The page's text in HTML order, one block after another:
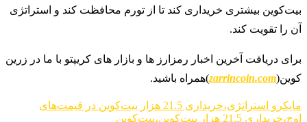
بیت‌کوین بیشتری خریداری کند تا از تورم محافظت کند و استراتژی
آن را تقویت کند.
برای دریافت آخرین اخبار رمزارز ها و بازار های کریپتو با ما در زرین
کوین(zarrincoin.com)همراه باشید.
مایکرو استراتژی،خریداری 21.5 هزار بیت‌کوین در قیمت‌های
اوج،خریداری 21.5 هزار بیت‌کوین،بیت‌کوین